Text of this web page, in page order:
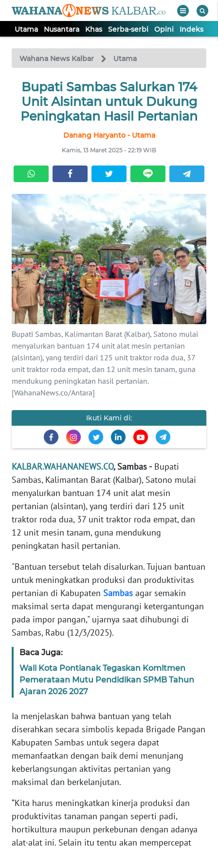
Utama Nusantara Khas Serba-serbi Opini Indeks
Wahana News Kalbar Utama
Bupati Sambas Salurkan 174
Unit Alsintan untuk Dukung
Peningkatan Hasil Pertanian
Danang Haryanto - Utama
Kamis, 13 Maret 2025 - 22:19 WIB
Bupati Sambas, Kalimantan Barat (Kalbar), Satono mulai
menyalurkan bantuan 174 unit alat mesin pertanian
(alsintan), yang terdiri dari 125 unit traktor roda dua, 37
unit traktor roda empat, dan 12 unit mesin tanam, guna
mendukung peningkatan hasil pertanian.
[WahanaNews.co/Antara]
Ikuti Kami di:
KALBAR.WAHANANEWS.CO, Sambas -Bupati
Sambas, Kalimantan Barat (Kalbar), Satono mulai
menyalurkan bantuan 174 unit alat mesin
pertanian (alsintan), yang terdiri dari 125 unit
traktor roda dua, 37 unit traktor roda empat, dan
12 unit mesin tanam, guna mendukung
peningkatan hasil pertanian.
"Bantuan tersebut telah disalurkan. Tujuan bantuan
untuk meningkatkan produksi dan produktivitas
pertanian di Kabupaten Sambas agar semakin
maksimal serta dapat mengurangi ketergantungan
pada impor pangan," ujarnya saat dihubungi di
Sambas, Rabu (12/3/2025).
Baca Juga:
Wali Kota Pontianak Tegaskan Komitmen
Pemerataan Mutu Pendidikan SPMB Tahun
Ajaran 2026 2027
Ia menjelaskan bahwa bantuan yang telah
diserahkan secara simbolis kepada Brigade Pangan
Kabupaten Sambas untuk segera dapat
memanfaatkan dengan baik demi menunjang
keberlangsungan aktivitas pertanian yang
maksimal dan berkelanjutan.
“Kita harus meningkatkan kinerja produksi dan
produktivitas tanaman pangan seperti padi,
hortikultura maupun perkebunan dengan adanya
alat-alat ini. Selain itu tentu akan mempercepat
TV
Tutup
UTAMA
NUSANTARA
SERBA-
SERBI
OPINI
Informasi
INDEKS
BERITA
KONTAK
KAMI
INFO
IKLAN
TENTANG
KAMI
PEDOMAN
KARIR
DISCLAIMER
Wahana
News
WN
SUMUT
WN
JAKARTA
WN
JABAR
WN
BANTEN
NTT
WN
KEPRI
WN
WN
PAPUA
BARAT